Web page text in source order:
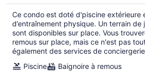
Ce condo est doté d'piscine extérieure
d’entraînement physique. Un terrain
sont disponibles sur place. Vous
remous sur place, mais ce n'est pas
également des services de
Piscine
Baignoire à remous